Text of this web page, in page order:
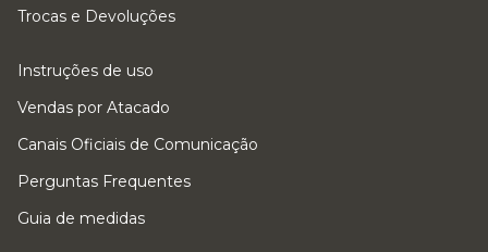
Trocas e Devoluções
Instruções de uso
Vendas por Atacado
Canais Oficiais de Comunicação
Perguntas Frequentes
Guia de medidas